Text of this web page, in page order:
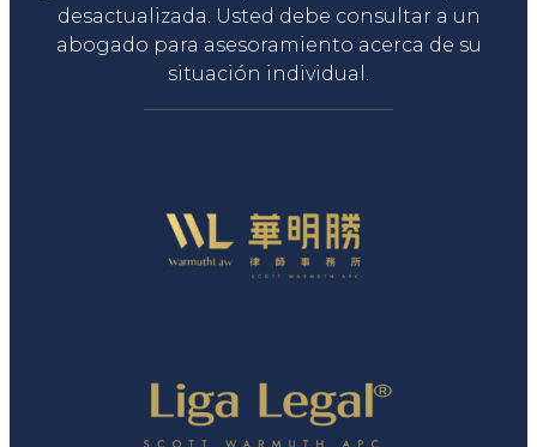
desactualizada. Usted debe consultar a un
abogado para asesoramiento acerca de su
situación individual.